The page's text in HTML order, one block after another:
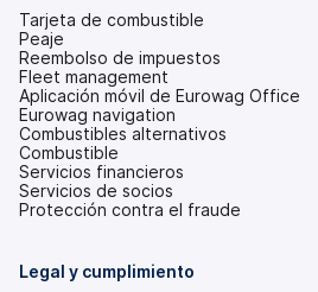
Tarjeta de combustible
Peaje
Reembolso de impuestos
Fleet management
Aplicación móvil de Eurowag Office
Eurowag navigation
Combustibles alternativos
Combustible
Servicios financieros
Servicios de socios
Protección contra el fraude
Legal y cumplimiento